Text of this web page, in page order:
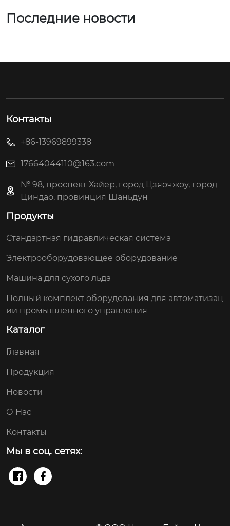
Последние новости
Контакты
+86-13969899338
17664044110@163.com
№ 98, проспект Хайер, город Цзяочжоу, город
Циндао, провинция Шаньдун
Продукты
Стандартная гидравлическая система
Электрооборудовающее оборудование
Машина для сухого льда
Полный комплект оборудования для автоматизац
ии промышленного управления
Каталог
Главная
Продукция
Новости
О Нас
Контакты
Мы в соц. сетях:
 